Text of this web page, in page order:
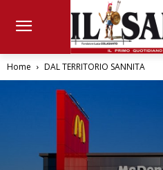
Home DAL TERRITORIO SANNITA